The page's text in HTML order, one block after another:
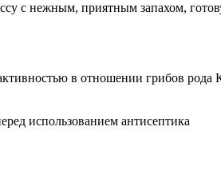
с нежным, приятным запахом,
в отношении грибов рода
использованием антисептика